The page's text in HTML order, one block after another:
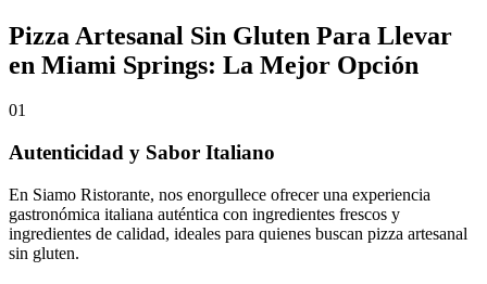
Pizza Artesanal Sin Gluten Para Llevar
en Miami Springs: La Mejor Opción
01
Autenticidad y Sabor Italiano
En Siamo Ristorante, nos enorgullece ofrecer una experiencia
gastronómica italiana auténtica con ingredientes frescos y
ingredientes de calidad, ideales para quienes buscan pizza artesanal
sin gluten.